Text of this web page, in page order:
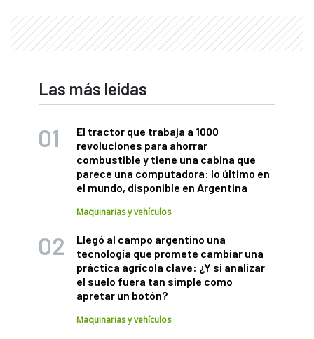
Las más leídas
El tractor que trabaja a 1000
revoluciones para ahorrar
combustible y tiene una cabina que
parece una computadora: lo último en
el mundo, disponible en Argentina
Maquinarias y vehículos
Llegó al campo argentino una
tecnología que promete cambiar una
práctica agrícola clave: ¿Y si analizar
el suelo fuera tan simple como
apretar un botón?
Maquinarias y vehículos